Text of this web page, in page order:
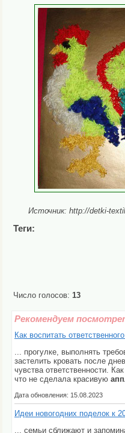
Источник: http://detki-
Теги:
Число голосов: 13
Рекомендуем
Как воспитать
... прогулке, выполнять
застелить кровать после
чувства ответственности.
что не сделала красивую
Дата обновления: 15.08.2023
Идеи новогодних поделок к
... семьи сближают и